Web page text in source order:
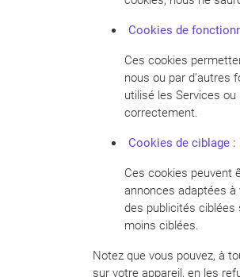
Cookies de
Ces cookies
nous ou par d’autres
utilisé les Services
correctement.
Cookies de ciblage :
Ces cookies peuvent
annonces adaptées à
des publicités ciblées
moins ciblées.
Notez que vous pouvez, à
sur votre appareil, en les